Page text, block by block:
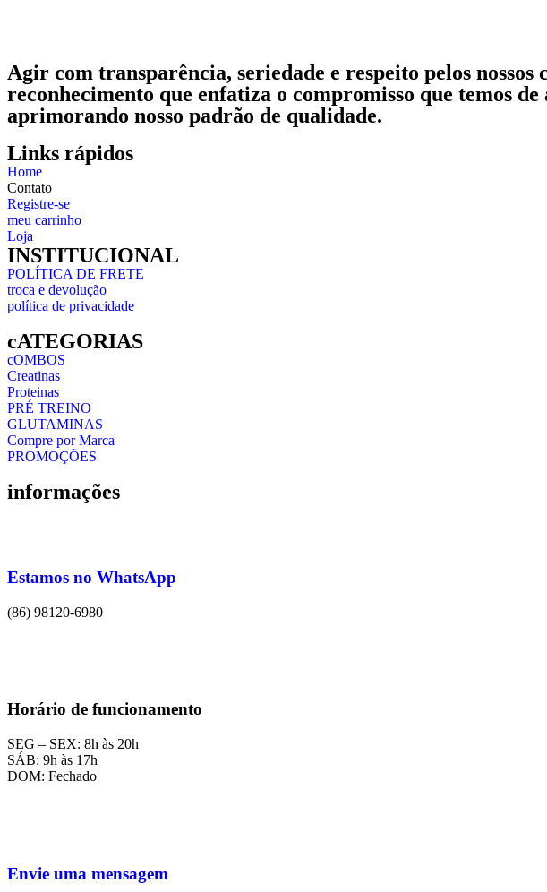
Agir com transparência, seriedade e respeito pelos
reconhecimento que enfatiza o compromisso que temos de
aprimorando nosso padrão de qualidade.
Links rápidos
Home
Contato
Registre-se
meu carrinho
Loja
INSTITUCIONAL
POLÍTICA DE FRETE
troca e devolução
política de privacidade
cATEGORIAS
cOMBOS
Creatinas
Proteinas
PRÉ TREINO
GLUTAMINAS
Compre por Marca
PROMOÇÕES
informações
Estamos no WhatsApp
(86) 98120-6980
Horário de funcionamento
SEG – SEX: 8h às 20h
SÁB: 9h às 17h
DOM: Fechado
Envie uma mensagem